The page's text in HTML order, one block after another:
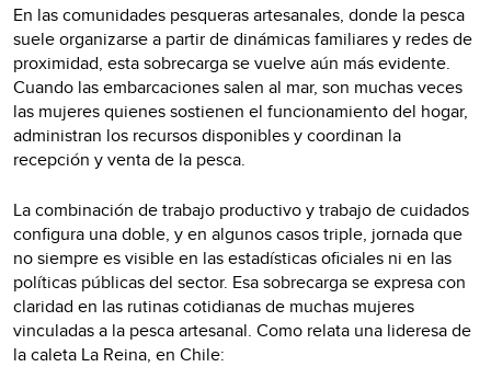
En las comunidades pesqueras artesanales, donde la pesca
suele organizarse a partir de dinámicas familiares y redes de
proximidad, esta sobrecarga se vuelve aún más evidente.
Cuando las embarcaciones salen al mar, son muchas veces
las mujeres quienes sostienen el funcionamiento del hogar,
administran los recursos disponibles y coordinan la
recepción y venta de la pesca.
La combinación de trabajo productivo y trabajo de cuidados
configura una doble, y en algunos casos triple, jornada que
no siempre es visible en las estadísticas oficiales ni en las
políticas públicas del sector. Esa sobrecarga se expresa con
claridad en las rutinas cotidianas de muchas mujeres
vinculadas a la pesca artesanal. Como relata una lideresa de
la caleta La Reina, en Chile: